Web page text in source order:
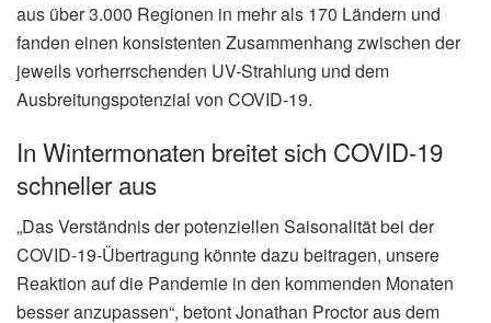
aus über 3.000 Regionen in mehr als 170 Ländern und
fanden einen konsistenten Zusammenhang zwischen der
jeweils vorherrschenden UV-Strahlung und dem
Ausbreitungspotenzial von COVID-19.
In Wintermonaten breitet sich COVID-19
schneller aus
„Das Verständnis der potenziellen Saisonalität bei der
COVID-19-Übertragung könnte dazu beitragen, unsere
Reaktion auf die Pandemie in den kommenden Monaten
besser anzupassen“, betont Jonathan Proctor aus dem